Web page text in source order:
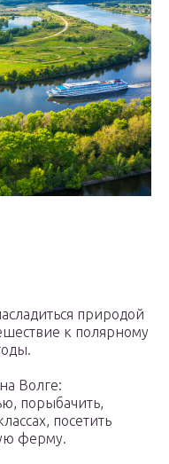
природой
к полярному
Волге:
порыбачить,
посетить
ферму.